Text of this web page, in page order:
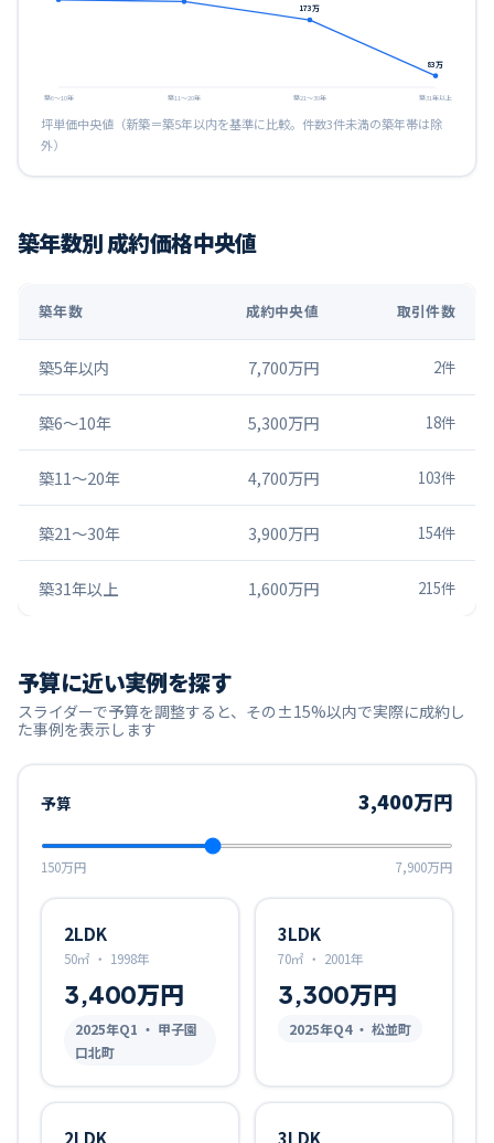
築6〜10年 築11〜20年
173万
築21〜30年
83万
築31年以上
坪単価中央値（新築＝築5年以内を基準に比較。件数3件未満の築年帯は除
外）
築年数別 成約価格中央値
築年数 成約中央値 取引件数
築5年以内 7,700万円 2件
築6〜10年 5,300万円 18件
築11〜20年 4,700万円 103件
築21〜30年 3,900万円 154件
築31年以上 1,600万円 215件
予算に近い実例を探す
スライダーで予算を調整すると、その±15%以内で実際に成約し
た事例を表示します
予算 3,400万円
150万円 7,900万円
2LDK
50㎡ ・ 1998年
3,400万円
2025年Q1 ・ 甲子園
口北町
3LDK
70㎡ ・ 2001年
3,300万円
2025年Q4・ 松並町
2LDK 3LDK